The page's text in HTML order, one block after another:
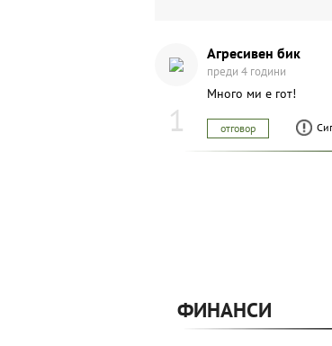
1
Агресивен бик
преди 4 години
Много ми е гот!
отговор
ФИНАНСИ